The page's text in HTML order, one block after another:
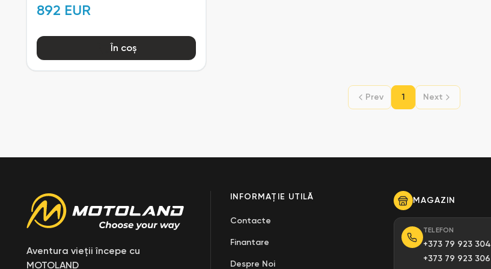
892 EUR
În coș
Prev 1 Next
Aventura vieții începe cu
MOTOLAND
INFORMAȚIE UTILĂ
Contacte
Finantare
Despre Noi
MAGAZIN
TELEFON
+373 79 923 304
+373 79 923 306